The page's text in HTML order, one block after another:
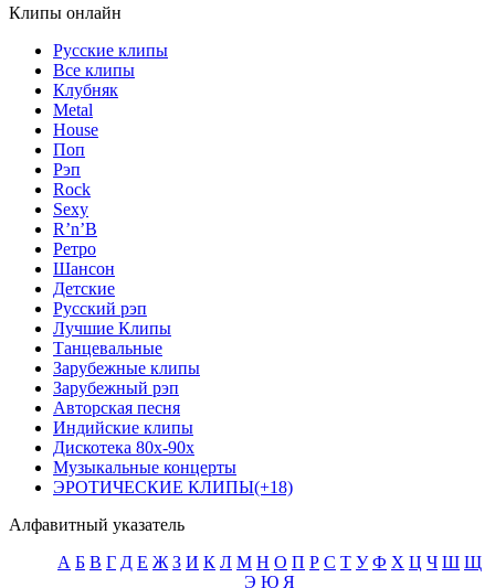
Клипы онлайн
Русские клипы
Все клипы
Клубняк
Metal
House
Поп
Рэп
Rock
Sexy
R’n’B
Ретро
Шансон
Детские
Русский рэп
Лучшие Клипы
Танцевальные
Зарубежные клипы
Зарубежный рэп
Авторская песня
Индийские клипы
Дискотека 80х-90х
Музыкальные концерты
ЭРОТИЧЕСКИЕ КЛИПЫ(+18)
Алфавитный указатель
А Б В Г Д Е Ж З И К Л М Н О П Р С Т У Ф Х Ц Ч Ш Щ
Э Ю Я